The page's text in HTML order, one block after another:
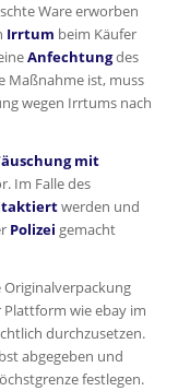
Ware erworben
Irrtum beim Käufer
Anfechtungdes
Maßnahme ist, muss
wegen Irrtums nach
mit
Im Falle des
werden und
Polizei gemacht
Originalverpackung
wie ebay im
durchzusetzen.
abgegeben und
festlegen.